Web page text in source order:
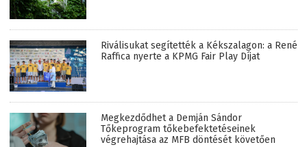
Riválisukat segítették a Kékszalagon: a René
Raffica nyerte a KPMG Fair Play Díjat
Megkezdődhet a Demján Sándor
Tőkeprogram tőkebefektetéseinek
végrehajtása az MFB döntését követően